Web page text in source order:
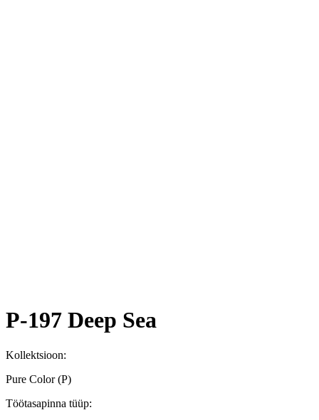
P-197 Deep Sea
Kollektsioon:
Pure Color (P)
Töötasapinna tüüp: